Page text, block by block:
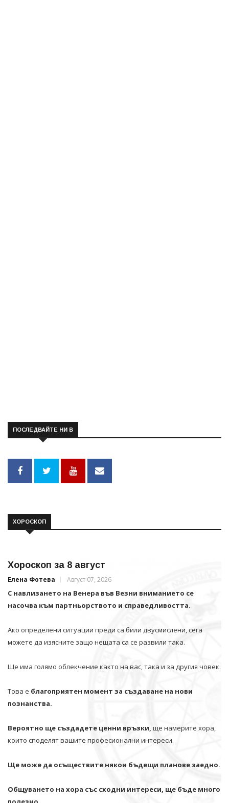
ПОСЛЕДВАЙТЕ НИ В
ХОРОСКОП
Хороскоп за 8 август
Елена Фотева Август 07, 2026
С навлизането на Венера във Везни вниманието се
насочва към партньорството и справедливостта.
Ако определени ситуации преди са били двусмислени, сега
можете да изясните защо нещата са се развили така.
Ще има голямо облекчение както на вас, така и за другия човек.
Това е благоприятен момент за създаване на нови
познанства.
Вероятно ще създадете ценни връзки, ще намерите хора,
които споделят вашите професионални интереси.
Ще може да осъществите някои бъдещи планове заедно.
Общуването на хора със сходни интереси, ще бъде много